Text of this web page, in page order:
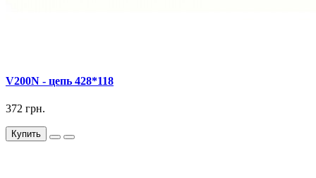
V200N - цепь 428*118
372 грн.
Купить